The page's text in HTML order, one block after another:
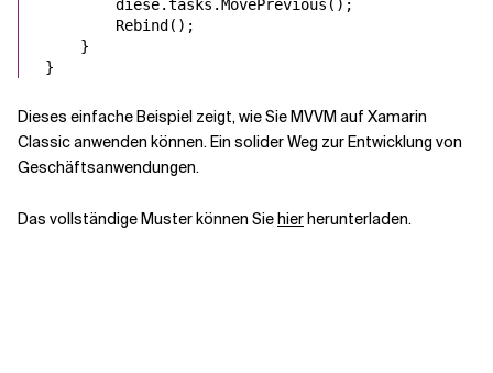
diese.tasks.MovePrevious();
Rebind();
}
}
Dieses einfache Beispiel zeigt, wie Sie MVVM auf Xamarin
Classic anwenden können. Ein solider Weg zur Entwicklung von
Geschäftsanwendungen.
Das vollständige Muster können Siehierherunterladen.